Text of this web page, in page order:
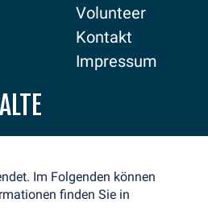
Volunteer
Kontakt
Impressum
Im Folgenden können
finden Sie in